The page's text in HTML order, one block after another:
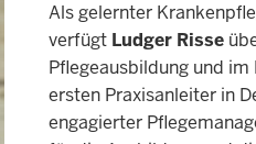
Als gelernter
verfügt Ludger Risse
Pflegeausbildung und
ersten Praxisanleiter in
engagierter